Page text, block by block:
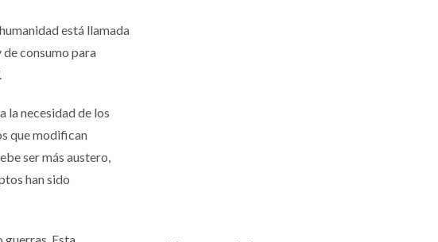
está llamada
consumo para
la necesidad de los
que modifican
ser más austero,
han sido